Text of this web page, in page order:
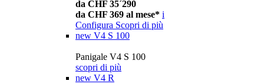
da CHF 35´290
da CHF 369 al mese* i
Configura Scopri di più
new V4 S 100
Panigale V4 S 100
scopri di più
new V4 R